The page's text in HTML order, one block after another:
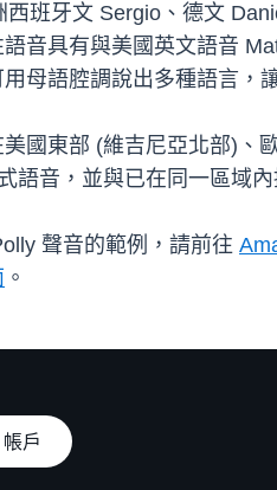
西班牙文 Sergio、德文
音具有與美國英文語音
母語腔調說出多種語言，
國東部 (維吉尼亞北部)、
語音，並與已在同一區域
聲音的範例，請前往
。
戶